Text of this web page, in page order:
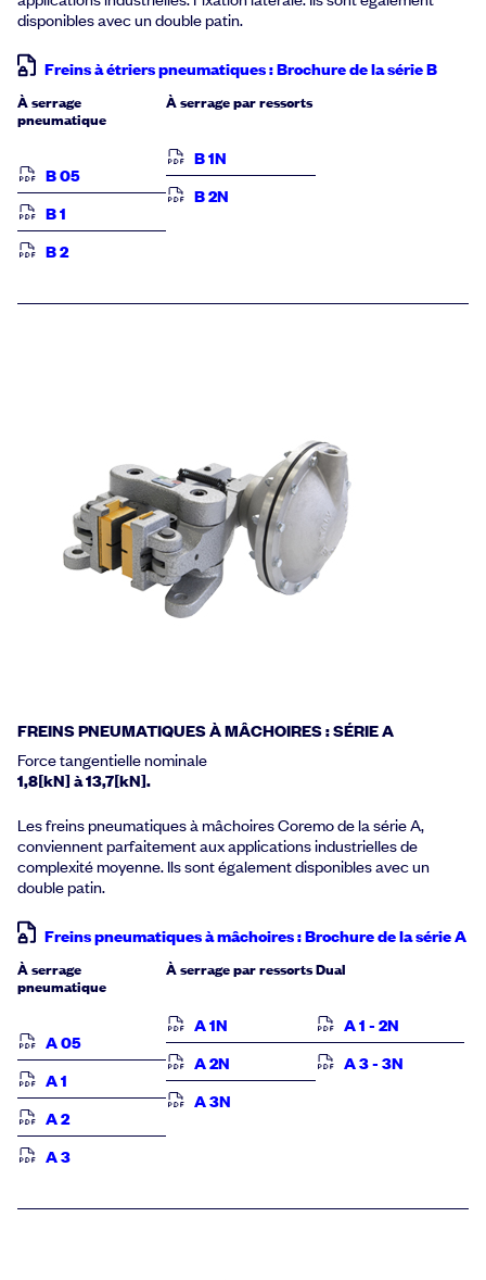
disponibles avec un double patin.
Freins à étriers pneumatiques : Brochure de la série B
À serrage
pneumatique
B 05
B 1
B 2
À serrage par ressorts
B 1N
B 2N
FREINS PNEUMATIQUES À MÂCHOIRES : SÉRIE A
Force tangentielle nominale
1,8[kN] à 13,7[kN].
Les freins pneumatiques à mâchoires Coremo de la série A,
conviennent parfaitement aux applications industrielles de
complexité moyenne. Ils sont également disponibles avec un
double patin.
Freins pneumatiques à mâchoires : Brochure de la série A
À serrage
pneumatique
A 05
A 1
A 2
A 3
À serrage par ressorts
A 1N
A 2N
A 3N
Dual
A 1 - 2N
A 3 - 3N